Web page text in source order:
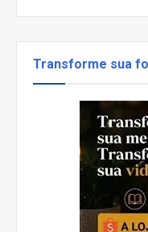
Transforme sua